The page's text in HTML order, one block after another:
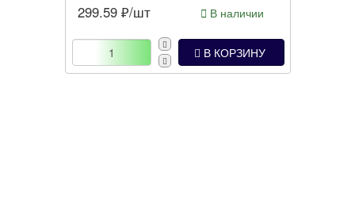
299.59 ₽/шт В наличии
В КОРЗИНУ